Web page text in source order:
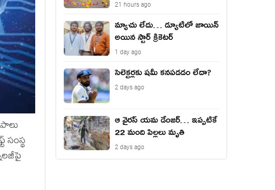
21 hours ago
మ్యాచు లేదు… డ్యూటీలో జాయిన్
అయిన స్టార్ క్రికెటర్
1 day ago
సెలెక్టర్లకు షమీ కనపడడం లేదా?
2 days ago
ఆ వైరస్ యమ డేంజర్… ఇప్పటికే
22 మంది పిల్లలు మృతి
2 days ago